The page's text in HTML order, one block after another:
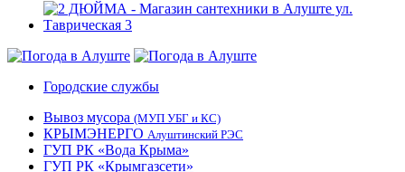
Городские службы
Вывоз мусора (МУП УБГ и КС)
КРЫМЭНЕРГО Алуштинский РЭС
ГУП РК «Вода Крыма»
ГУП РК «Крымгазсети»